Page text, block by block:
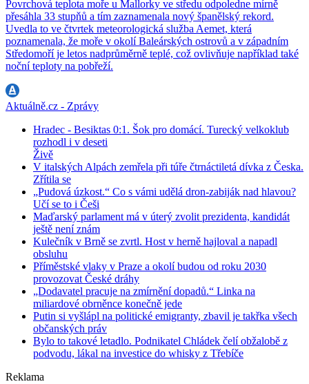
Povrchová teplota moře u Mallorky ve středu odpoledne mírně
přesáhla 33 stupňů a tím zaznamenala nový španělský rekord.
Uvedla to ve čtvrtek meteorologická služba Aemet, která
poznamenala, že moře v okolí Baleárských ostrovů a v západním
Středomoří je letos nadprůměrně teplé, což ovlivňuje například také
noční teploty na pobřeží.
Aktuálně.cz - Zprávy
Hradec - Besiktas 0:1. Šok pro domácí. Turecký velkoklub
rozhodl i v deseti
Živě
V italských Alpách zemřela při túře čtrnáctiletá dívka z Česka.
Zřítila se
„Pudová úzkost.“ Co s vámi udělá dron-zabiják nad hlavou?
Učí se to i Češi
Maďarský parlament má v úterý zvolit prezidenta, kandidát
ještě není znám
Kulečník v Brně se zvrtl. Host v herně hajloval a napadl
obsluhu
Příměstské vlaky v Praze a okolí budou od roku 2030
provozovat České dráhy
„Dodavatel pracuje na zmírnění dopadů.“ Linka na
miliardové obrněnce konečně jede
Putin si vyšlápl na politické emigranty, zbavil je takřka všech
občanských práv
Bylo to takové letadlo. Podnikatel Chládek čelí obžalobě z
podvodu, lákal na investice do whisky z Třebíče
Reklama